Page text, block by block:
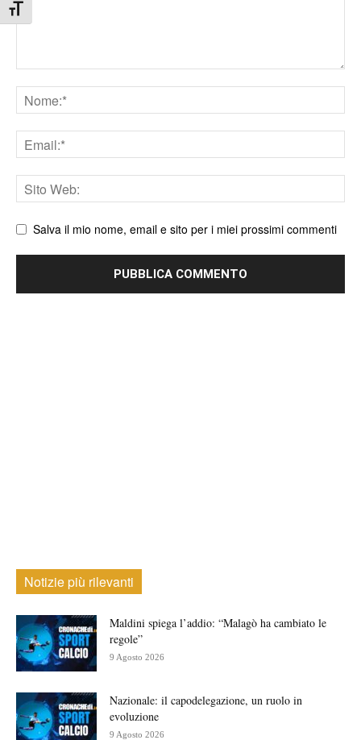
Attiva/disattiva dimensione testo
Nome
Email
Sito
web
Salva il mio nome, email e sito per i miei prossimi commenti
Notizie più rilevanti
Maldini spiega l’addio: “Malagò ha cambiato le
regole”
9 Agosto 2026
Nazionale: il capodelegazione, un ruolo in
evoluzione
9 Agosto 2026